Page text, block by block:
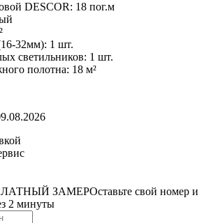
DESCOR: 18 пог.м
32мм): 1 шт.
светильников: 1 шт.
полотна: 18 м²
ЗАМЕРОставьте свой номер и
2 минуты